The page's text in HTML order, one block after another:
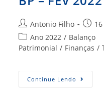
Autor
do
post:
Antonio Filho
Post
Categoria
do
Ano 2022 / Balanço
Patrimonial / Finanças /
Continue Lendo BP
–